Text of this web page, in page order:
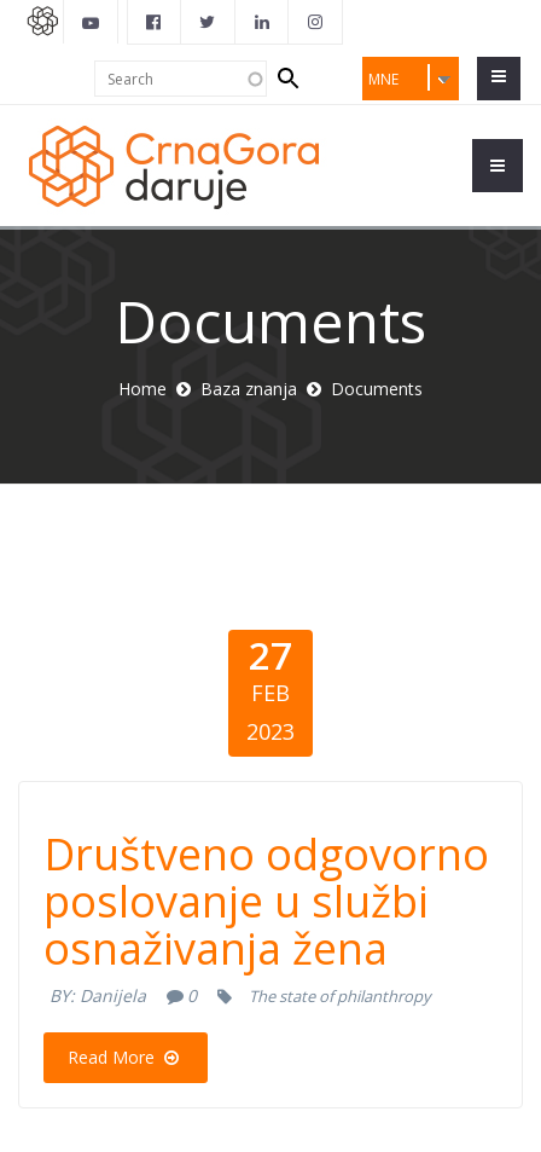
MNE
Search
form
Documents
Home Baza znanja Documents
27
FEB
2023
Društveno
odgovorno
poslovanje u
službi
osnaživanja
Društveno odgovorno
poslovanje u službi
osnaživanja žena
BY: Danijela 0 The state of philanthropy
Read More